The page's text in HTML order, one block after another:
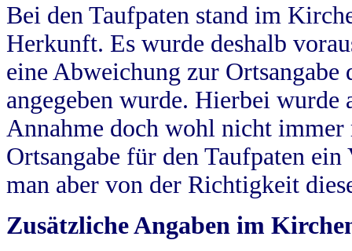
Bei den Taufpaten stand im
Herkunft. Es wurde deshalb
eine Abweichung zur
angegeben wurde. Hierbei wurde
Annahme doch wohl nicht
Ortsangabe für den Taufpaten
man aber von der Richtigkeit
Zusätzliche Angaben im